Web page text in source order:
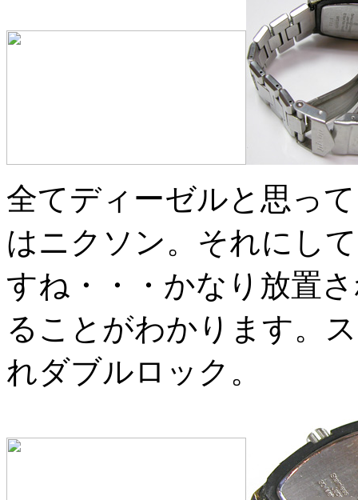
全てディーゼルと思っ
はニクソン。それにし
すね・・・かなり放置
ることがわかります。
れダブルロック。